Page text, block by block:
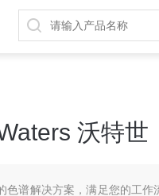
沃特世
色谱解决方案，满足您的工作